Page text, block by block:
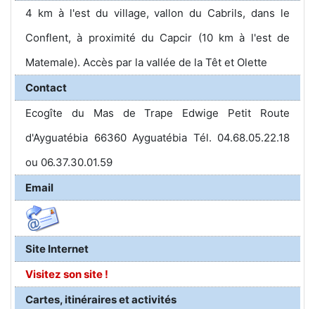
4 km à l'est du village, vallon du Cabrils, dans le
Conflent, à proximité du Capcir (10 km à l'est de
Matemale). Accès par la vallée de la Têt et Olette
Contact
Ecogîte du Mas de Trape Edwige Petit Route
d'Ayguatébia 66360 Ayguatébia Tél. 04.68.05.22.18
ou 06.37.30.01.59
Email
Site Internet
Visitez son site !
Cartes, itinéraires et activités